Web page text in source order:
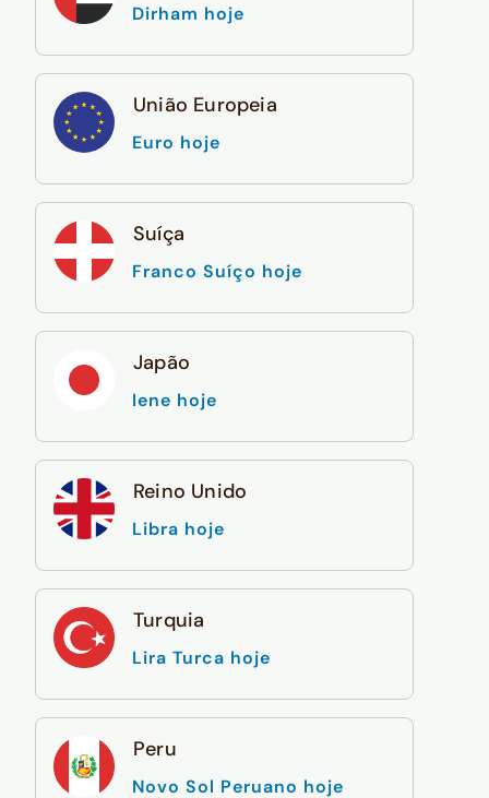
Dirham hoje
União Europeia
Euro hoje
Suíça
Franco Suíço hoje
Japão
Iene hoje
Reino Unido
Libra hoje
Turquia
Lira Turca hoje
Peru
Novo Sol Peruano hoje